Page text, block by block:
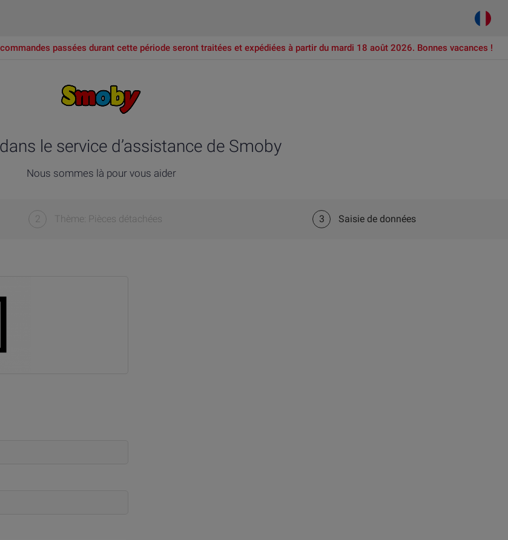
passées durant cette période seront traitées et expédiées à partir du mardi 18 août 2026. Bonnes vacances !
le service d’assistance de Smoby
Nous sommes là pour vous aider
2 Thème: Pièces détachées 3 Saisie de données